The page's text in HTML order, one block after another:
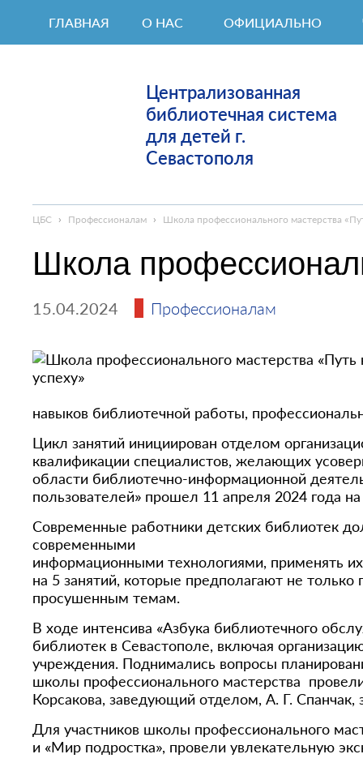
ГЛАВНАЯ О НАС ОФИЦИАЛЬНО
Централизованная
библиотечная система
для детей г.
Севастополя
ЦБС › Профессионалам › Школа профессионального мастерства
Школа
15.04.2024 Профессионалам
навыков библиотечной работы,
Цикл занятий инициирован отделом
квалификации специалистов, желающих
области библиотечно-информационной
пользователей» прошел 11 апреля 2024 года
Современные работники детских библиотек
современными
информационными технологиями, применять
на 5 занятий, которые предполагают не
просушенным темам.
В ходе интенсива «Азбука библиотечного
библиотек в Севастополе, включая
учреждения. Поднимались вопросы
школы профессионального мастерства
Корсакова, заведующий отделом, А. Г.
Для участников школы профессионального
и «Мир подростка», провели увлекательную